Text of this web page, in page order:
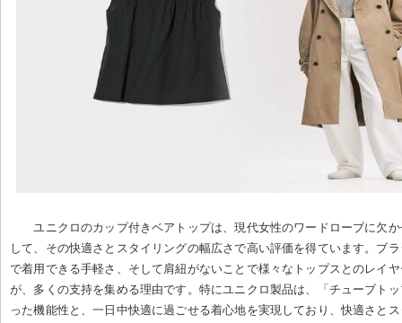
ユニクロのカップ付きベアトップは、現代女性のワードローブに欠
して、その快適さとスタイリングの幅広さで高い評価を得ています。ブ
で着用できる手軽さ、そして肩紐がないことで様々なトップスとのレイ
が、多くの支持を集める理由です。特にユニクロ製品は、「チューブト
った機能性と、一日中快適に過ごせる着心地を実現しており、快適さと